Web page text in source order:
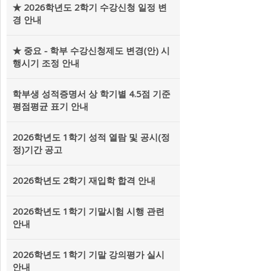
★ 2026학년도 2학기 수강신청 일정 변
경 안내
★ 중요 - 학부 수강신청제도 변경(안) 시
행시기 조정 안내
학부생 성적증명서 상 학기별 4.5점 기준
평점평균 표기 안내
2026학년도 1학기 성적 열람 및 공시(정
정)기간 공고
2026학년도 2학기 재입학 합격 안내
2026학년도 1학기 기말시험 시행 관련
안내
2026학년도 1학기 기말 강의평가 실시
안내